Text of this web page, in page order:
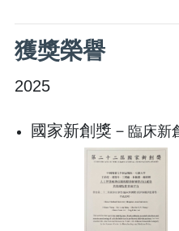
獲獎榮譽
2025
國家新創獎－ 臨床新